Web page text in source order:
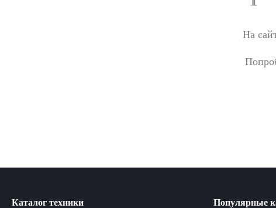
На
Каталог техники
Популярные